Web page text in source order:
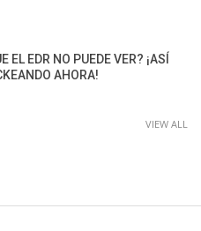
EL EDR NO PUEDE VER? ¡ASÍ
AHORA!
VIEW ALL